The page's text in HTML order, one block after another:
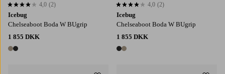
Icebug
Chelseaboot Boda W BUgrip
1 855 DKK
2 farver
4,0 baseret på 2 bedømmelser
4,0 (2)
Icebug
Chelseaboot Boda W BUgrip
1 855 DKK
2 farver
4,0 baseret på 2 bedømmelser
4,0 (2)